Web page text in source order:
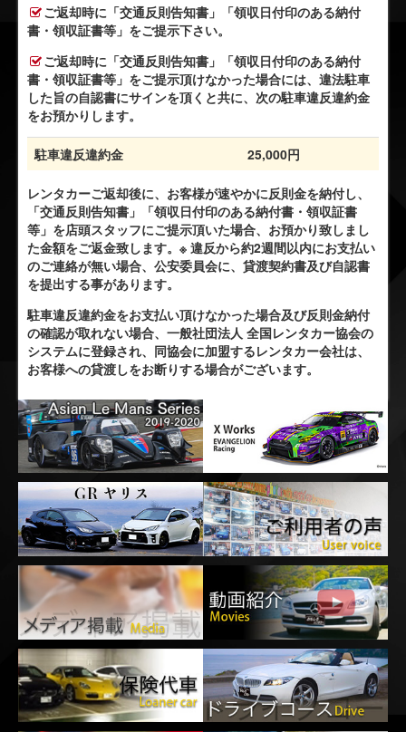
ご返却時に「交通反則告知書」「領収日付印のある納付
書・領収証書等」をご提示下さい。
ご返却時に「交通反則告知書」「領収日付印のある納付
書・領収証書等」をご提示頂けなかった場合には、違法駐車
した旨の自認書にサインを頂くと共に、次の駐車違反違約金
をお預かりします。
駐車違反違約金 25,000円
レンタカーご返却後に、お客様が速やかに反則金を納付し、
「交通反則告知書」「領収日付印のある納付書・領収証書
等」を店頭スタッフにご提示頂いた場合、お預かり致しまし
た金額をご返金致します。※ 違反から約2週間以内にお支払い
のご連絡が無い場合、公安委員会に、貸渡契約書及び自認書
を提出する事があります。
駐車違反違約金をお支払い頂けなかった場合及び反則金納付
の確認が取れない場合、一般社団法人 全国レンタカー協会の
システムに登録され、同協会に加盟するレンタカー会社は、
お客様への貸渡しをお断りする場合がございます。